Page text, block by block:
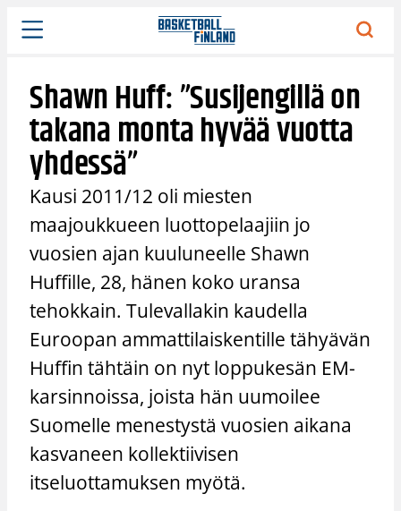
Siirry
sisältöön
Shawn Huff: ”Susijengillä on
takana monta hyvää vuotta
yhdessä”
Kausi 2011/12 oli miesten
maajoukkueen luottopelaajiin jo
vuosien ajan kuuluneelle Shawn
Huffille, 28, hänen koko uransa
tehokkain. Tulevallakin kaudella
Euroopan ammattilaiskentille tähyävän
Huffin tähtäin on nyt loppukesän EM-
karsinnoissa, joista hän uumoilee
Suomelle menestystä vuosien aikana
kasvaneen kollektiivisen
itseluottamuksen myötä.